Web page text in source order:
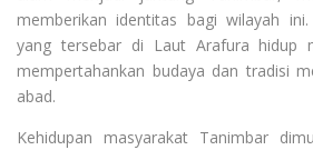
memberikan identitas bagi wilayah
yang tersebar di Laut Arafura hidup
mempertahankan budaya dan tradisi
abad.
Kehidupan masyarakat Tanimbar